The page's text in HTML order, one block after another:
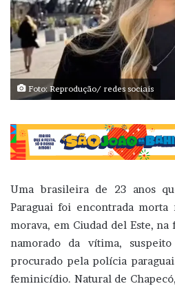
Foto: Reprodução/ redes sociais
Uma brasileira de 23 anos
Paraguai foi encontrada morta
morava, em Ciudad del Este,
namorado da vítima,
procurado pela polícia
feminicídio. Natural de